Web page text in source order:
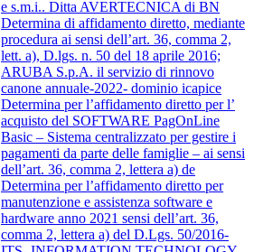
e s.m.i.. Ditta AVERTECNICA di BN
Determina di affidamento diretto, mediante
procedura ai sensi dell’art. 36, comma 2,
lett. a), D.lgs. n. 50 del 18 aprile 2016;
ARUBA S.p.A. il servizio di rinnovo
canone annuale-2022- dominio icapice
Determina per l’affidamento diretto per l’
acquisto del SOFTWARE PagOnLine
Basic – Sistema centralizzato per gestire i
pagamenti da parte delle famiglie – ai sensi
dell’art. 36, comma 2, lettera a) de
Determina per l’affidamento diretto per
manutenzione e assistenza software e
hardware anno 2021 sensi dell’art. 36,
comma 2, lettera a) del D.Lgs. 50/2016-